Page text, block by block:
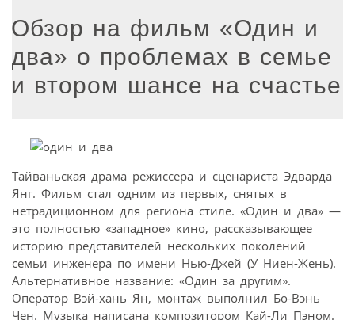
Обзор на фильм «Один и
два» о проблемах в семье
и втором шансе на счастье
Тайваньская драма режиссера и сценариста Эдварда
Янг. Фильм стал одним из первых, снятых в
нетрадиционном для региона стиле. «Один и два» —
это полностью «западное» кино, рассказывающее
историю представителей нескольких поколений
семьи инженера по имени Нью-Джей (У Ниен-Жень).
Альтернативное название: «Один за другим».
Оператор Вэй-хань Ян, монтаж выполнил Бо-Вэнь
Чен. Музыка написана композитором Кай-Ли Пэном.